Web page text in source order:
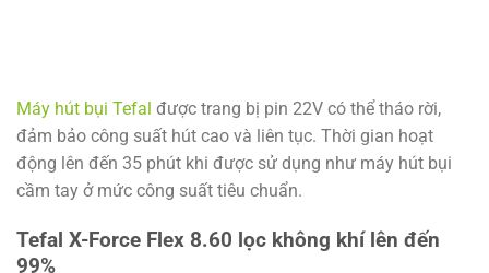
Máy hút bụi Tefal được trang bị pin 22V có thể tháo rời,
đảm bảo công suất hút cao và liên tục. Thời gian hoạt
động lên đến 35 phút khi được sử dụng như máy hút bụi
cầm tay ở mức công suất tiêu chuẩn.
Tefal X-Force Flex 8.60 lọc không khí lên đến
99%